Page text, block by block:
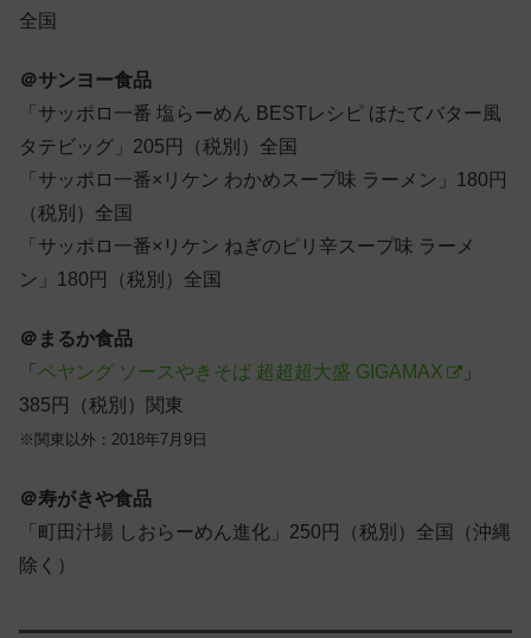
全国
＠サンヨー食品
「サッポロ一番 塩らーめん BESTレシピ ほたてバター風
タテビッグ」205円（税別）全国
「サッポロ一番×リケン わかめスープ味 ラーメン」180円
（税別）全国
「サッポロ一番×リケン ねぎのピリ辛スープ味 ラーメ
ン」180円（税別）全国
＠まるか食品
「 ペヤング ソースやきそば 超超超大盛 GIGAMAX
」
385円（税別）関東
※関東以外：2018年7月9日
＠寿がきや食品
「町田汁場 しおらーめん進化」250円（税別）全国（沖縄
除く）